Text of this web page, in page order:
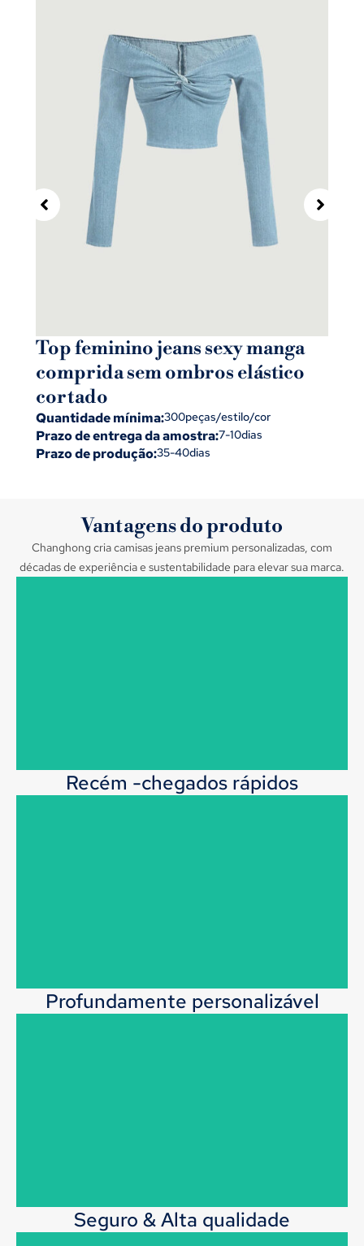
Top feminino jeans sexy manga
comprida sem ombros elástico
cortado
Quantidade mínima:300peças/estilo/cor
Prazo de entrega da amostra:7-10dias
Prazo de produção:35-40dias
Vantagens do produto
Changhong cria camisas jeans premium personalizadas, com
décadas de experiência e sustentabilidade para elevar sua marca.
Recém -chegados rápidos
Profundamente personalizável
Seguro & Alta qualidade